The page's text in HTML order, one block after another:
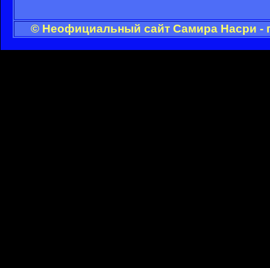
© Неофициальный сайт Самира Насри -